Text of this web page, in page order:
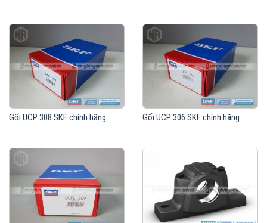
Gối UCP 308 SKF chính hãng Gối UCP 306 SKF chính hãng